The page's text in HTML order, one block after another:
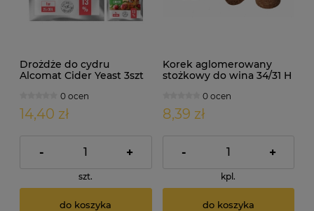
Drożdże do cydru
Alcomat Cider Yeast 3szt
0 ocen
14,40 zł
- +
szt.
do koszyka
Korek aglomerowany
stożkowy do wina 34/31 H
0 ocen
8,39 zł
- +
kpl.
do koszyka